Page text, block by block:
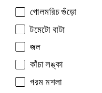
গোলমরিচ গুঁড়ো
টমেটো বাটা
জল
কাঁচা লঙ্কা
গরম মশলা